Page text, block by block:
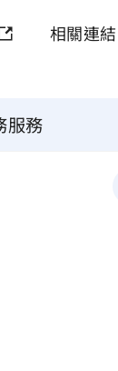
相關連結
服務